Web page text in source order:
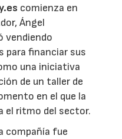
comienza en
Ángel
vendiendo
para financiar sus
una iniciativa
de un taller de
en el que la
el ritmo del sector.
compañía fue